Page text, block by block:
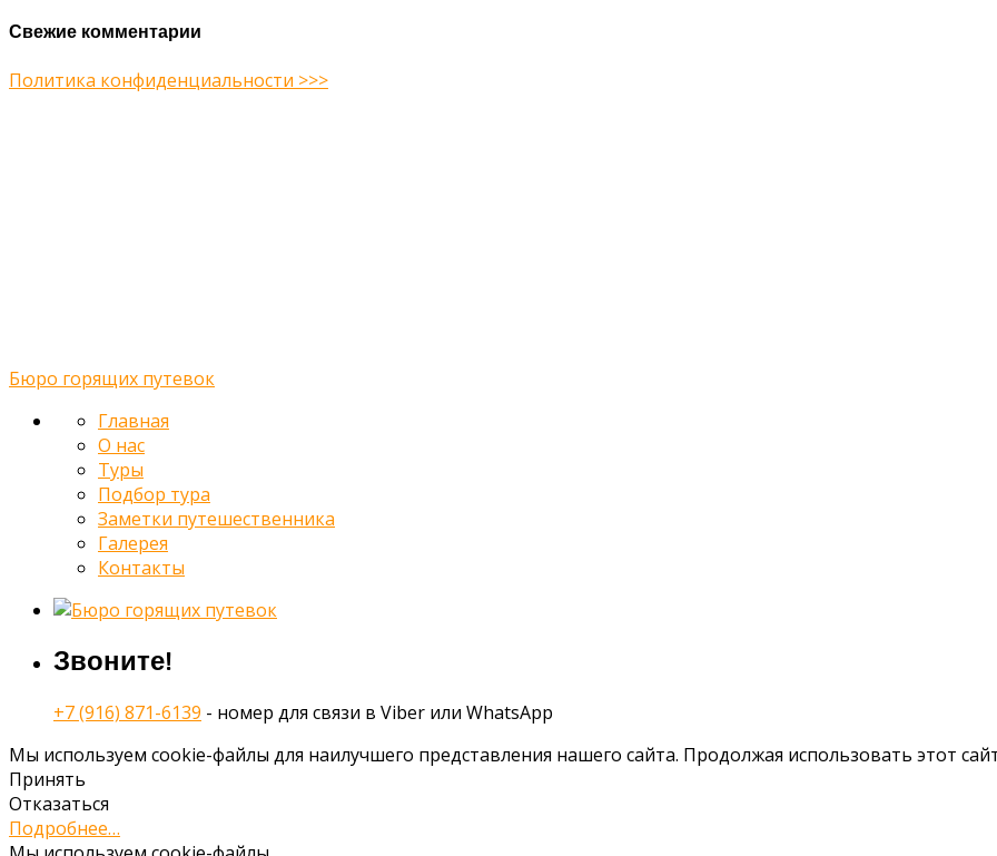
Свежие комментарии
Политика конфиденциальности >>>
Бюро горящих путевок
Главная
О нас
Туры
Подбор тура
Заметки путешественника
Галерея
Контакты
Звоните!
+7 (916) 871-6139 - номер для связи в Viber или WhatsApp
Мы используем cookie-файлы для наилучшего представления нашего сайта. Продолжая использовать этот
Принять
Отказаться
Подробнее…